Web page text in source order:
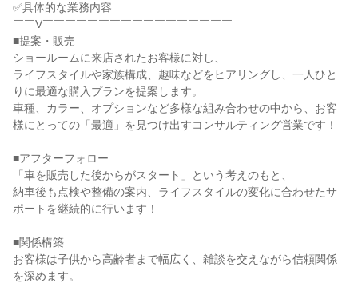
✅具体的な業務内容
￣￣V￣￣￣￣￣￣￣￣￣￣￣￣￣￣￣￣￣
■提案・販売
ショールームに来店されたお客様に対し、
ライフスタイルや家族構成、趣味などをヒアリングし、一人ひと
りに最適な購入プランを提案します。
車種、カラー、オプションなど多様な組み合わせの中から、お客
様にとっての「最適」を見つけ出すコンサルティング営業です！
■アフターフォロー
「車を販売した後からがスタート」という考えのもと、
納車後も点検や整備の案内、ライフスタイルの変化に合わせたサ
ポートを継続的に行います！
■関係構築
お客様は子供から高齢者まで幅広く、雑談を交えながら信頼関係
を深めます。